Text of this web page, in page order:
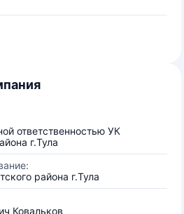
ответственностью УК
г.Тула
района г.Тула
Ковальков